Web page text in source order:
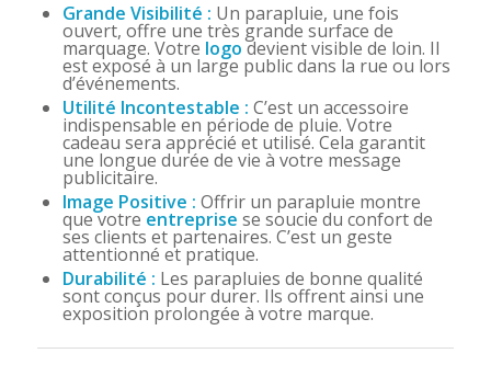
Grande Visibilité : Un parapluie, une fois
ouvert, offre une très grande surface de
marquage. Votre logodevient visible de loin. Il
est exposé à un large public dans la rue ou lors
d’événements.
Utilité Incontestable : C’est un accessoire
indispensable en période de pluie. Votre
cadeau sera apprécié et utilisé. Cela garantit
une longue durée de vie à votre message
publicitaire.
Image Positive : Offrir un parapluie montre
que votre entreprise se soucie du confort de
ses clients et partenaires. C’est un geste
attentionné et pratique.
Durabilité : Les parapluies de bonne qualité
sont conçus pour durer. Ils offrent ainsi une
exposition prolongée à votre marque.